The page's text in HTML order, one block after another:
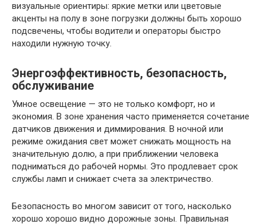
визуальные ориентиры: яркие метки или цветовые
акценты на полу в зоне погрузки должны быть хорошо
подсвечены, чтобы водители и операторы быстро
находили нужную точку.
Энергоэффективность, безопасность,
обслуживание
Умное освещение — это не только комфорт, но и
экономия. В зоне хранения часто применяется сочетание
датчиков движения и диммирования. В ночной или
режиме ожидания свет может снижать мощность на
значительную долю, а при приближении человека
подниматься до рабочей нормы. Это продлевает срок
службы ламп и снижает счета за электричество.
Безопасность во многом зависит от того, насколько
хорошо хорошо видно дорожные зоны. Правильная